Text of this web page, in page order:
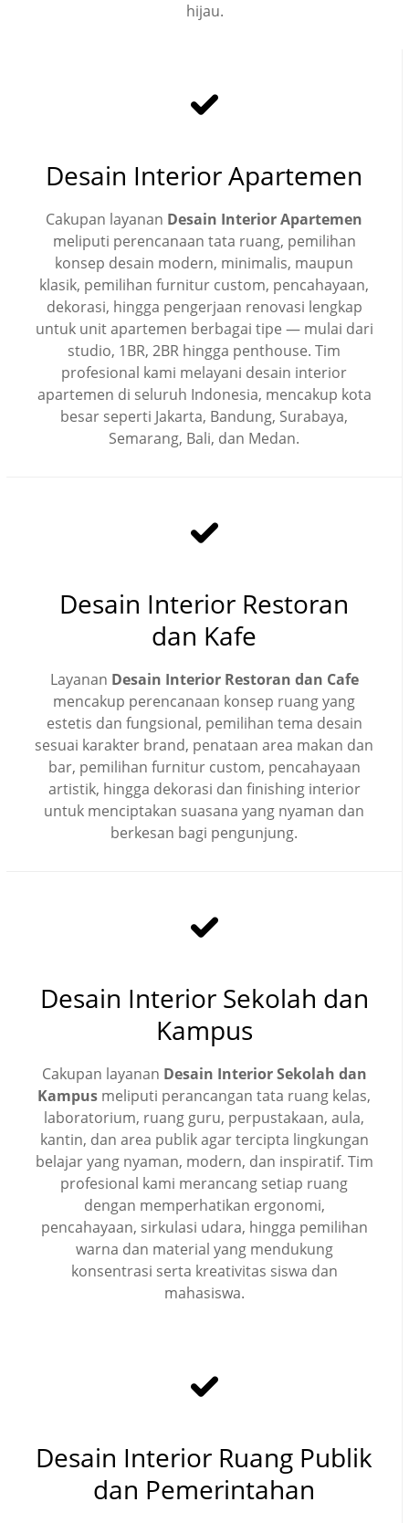
hijau.
Desain Interior Apartemen
Cakupan layanan Desain Interior Apartemen
meliputi perencanaan tata ruang, pemilihan
konsep desain modern, minimalis, maupun
klasik, pemilihan furnitur custom, pencahayaan,
dekorasi, hingga pengerjaan renovasi lengkap
untuk unit apartemen berbagai tipe — mulai dari
studio, 1BR, 2BR hingga penthouse. Tim
profesional kami melayani desain interior
apartemen di seluruh Indonesia, mencakup kota
besar seperti Jakarta, Bandung, Surabaya,
Semarang, Bali, dan Medan.
Desain Interior Restoran
dan Kafe
Layanan Desain Interior Restoran dan Cafe
mencakup perencanaan konsep ruang yang
estetis dan fungsional, pemilihan tema desain
sesuai karakter brand, penataan area makan dan
bar, pemilihan furnitur custom, pencahayaan
artistik, hingga dekorasi dan finishing interior
untuk menciptakan suasana yang nyaman dan
berkesan bagi pengunjung.
Desain Interior Sekolah dan
Kampus
Cakupan layanan Desain Interior Sekolah dan
Kampus meliputi perancangan tata ruang kelas,
laboratorium, ruang guru, perpustakaan, aula,
kantin, dan area publik agar tercipta lingkungan
belajar yang nyaman, modern, dan inspiratif. Tim
profesional kami merancang setiap ruang
dengan memperhatikan ergonomi,
pencahayaan, sirkulasi udara, hingga pemilihan
warna dan material yang mendukung
konsentrasi serta kreativitas siswa dan
mahasiswa.
Desain Interior Ruang Publik
dan Pemerintahan